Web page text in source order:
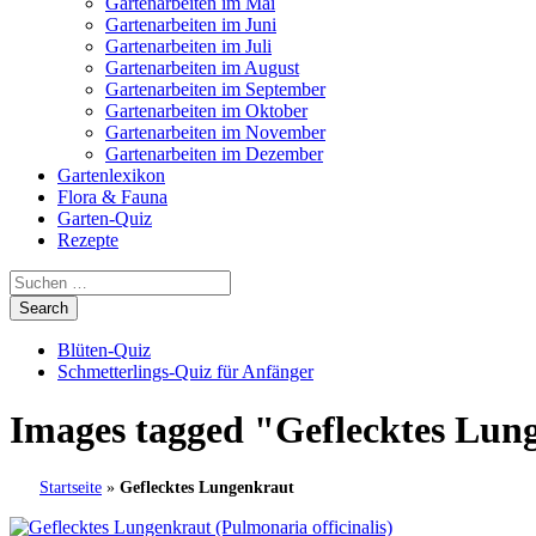
Gartenarbeiten im Juni
Gartenarbeiten im Juli
Gartenarbeiten im August
Gartenarbeiten im September
Gartenarbeiten im Oktober
Gartenarbeiten im November
Gartenarbeiten im Dezember
Gartenlexikon
Flora & Fauna
Garten-Quiz
Rezepte
Blüten-Quiz
Schmetterlings-Quiz für Anfänger
Images tagged "Geflecktes
Startseite » Geflecktes Lungenkraut